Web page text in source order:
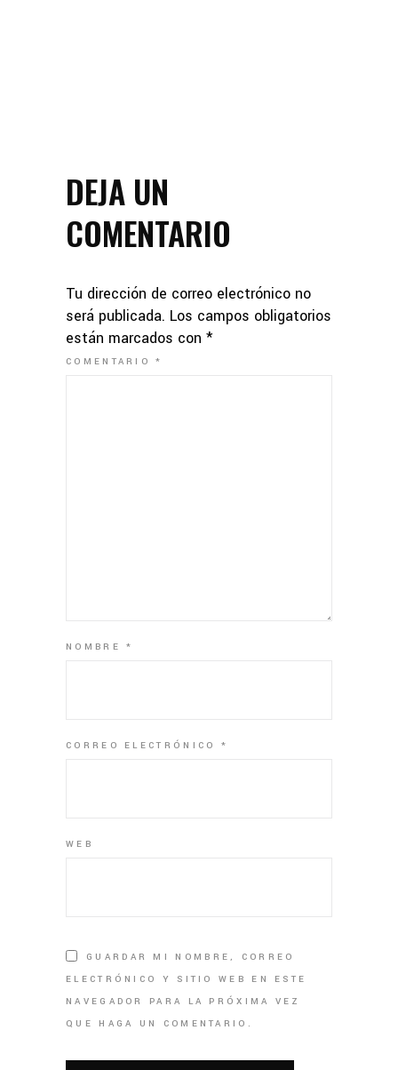
DEJA UN
COMENTARIO
Tu dirección de correo electrónico no
será publicada. Los campos obligatorios
están marcados con *
COMENTARIO*
NOMBRE*
CORREO ELECTRÓNICO *
WEB
GUARDAR MI NOMBRE, CORREO
ELECTRÓNICO Y SITIO WEB EN ESTE
NAVEGADOR PARA LA PRÓXIMA VEZ
QUE HAGA UN COMENTARIO.